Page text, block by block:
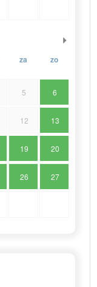
za zo
5 6
12 13
19 20
26 27